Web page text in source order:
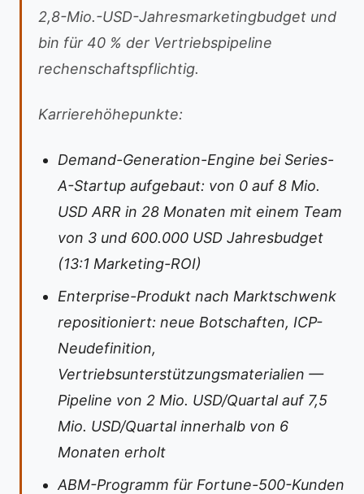
2,8-Mio.-USD-Jahresmarketingbudget und
bin für 40 % der Vertriebspipeline
rechenschaftspflichtig.
Karrierehöhepunkte:
Demand-Generation-Engine bei Series-
A-Startup aufgebaut: von 0 auf 8 Mio.
USD ARR in 28 Monaten mit einem Team
von 3 und 600.000 USD Jahresbudget
(13:1 Marketing-ROI)
Enterprise-Produkt nach Marktschwenk
repositioniert: neue Botschaften, ICP-
Neudefinition,
Vertriebsunterstützungsmaterialien —
Pipeline von 2 Mio. USD/Quartal auf 7,5
Mio. USD/Quartal innerhalb von 6
Monaten erholt
ABM-Programm für Fortune-500-Kunden